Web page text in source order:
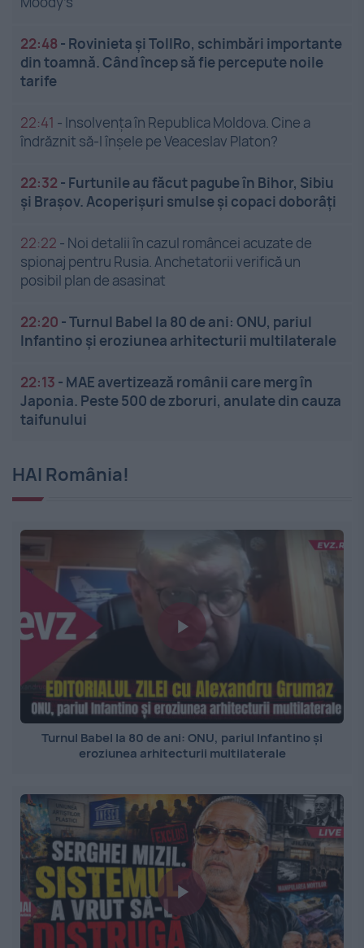
22:48 - Rovinieta și TollRo, schimbări importante
din toamnă. Când încep să fie percepute noile
tarife
22:41 - Insolvenţa în Republica Moldova. Cine a
îndrăznit să-l înşele pe Veaceslav Platon?
22:32 - Furtunile au făcut pagube în Bihor, Sibiu
și Brașov. Acoperișuri smulse și copaci doborâți
22:22 - Noi detalii în cazul româncei acuzate de
spionaj pentru Rusia. Anchetatorii verifică un
posibil plan de asasinat
22:20 -Turnul Babel la 80 de ani: ONU, pariul
Infantino și eroziunea arhitecturii multilaterale
22:13 - MAE avertizează românii care merg în
Japonia. Peste 500 de zboruri, anulate din cauza
taifunului
HAI România!
Turnul Babel la 80 de ani: ONU, pariul Infantino și
eroziunea arhitecturii multilaterale